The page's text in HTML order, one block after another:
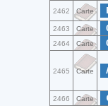
2462 Carte
2463 Carte
2464 Carte
2465 Carte
2466 Carte